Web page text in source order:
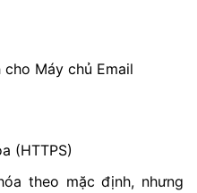
Máy chủ Email
(HTTPS)
theo mặc định, nhưng